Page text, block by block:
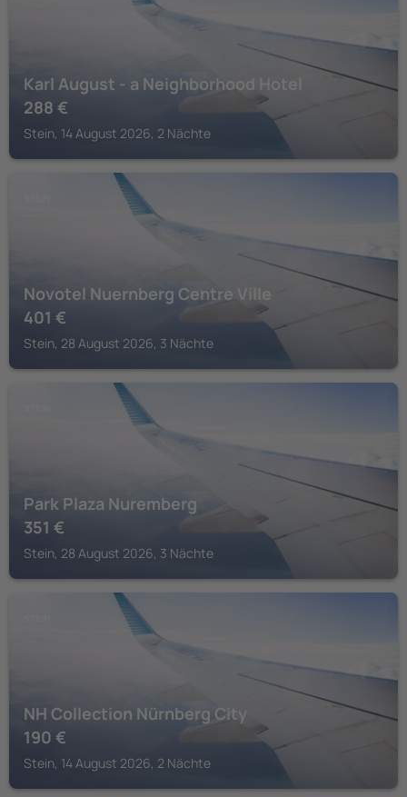
Karl August - a Neighborhood Hotel
288 €
Stein, 14 August 2026, 2 Nächte
Novotel Nuernberg Centre Ville
401 €
Stein, 28 August 2026, 3 Nächte
Park Plaza Nuremberg
351 €
Stein, 28 August 2026, 3 Nächte
NH Collection Nürnberg City
190 €
Stein, 14 August 2026, 2 Nächte